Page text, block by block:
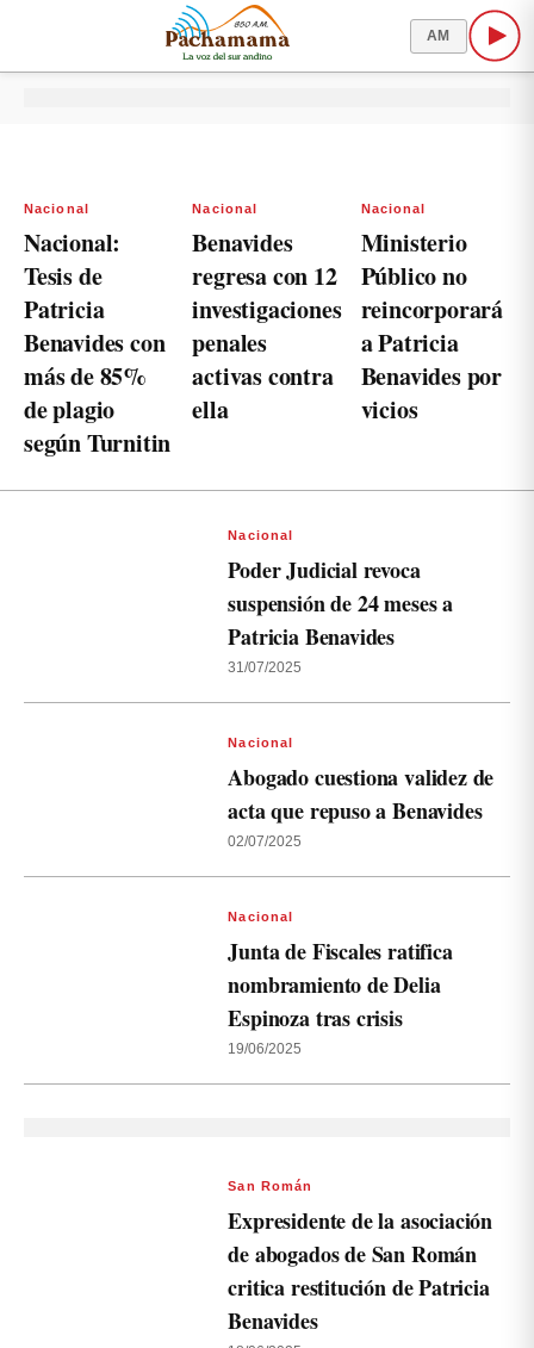
AM
Nacional
Nacional:
Tesis de
Patricia
Benavides con
más de 85%
de plagio
según Turnitin
Nacional
Benavides
regresa con 12
investigaciones
penales
activas contra
ella
Nacional
Ministerio
Público no
reincorporará
a Patricia
Benavides por
vicios
Nacional
Poder Judicial revoca
suspensión de 24 meses a
Patricia Benavides
31/07/2025
Nacional
Abogado cuestiona validez de
acta que repuso a Benavides
02/07/2025
Nacional
Junta de Fiscales ratifica
nombramiento de Delia
Espinoza tras crisis
19/06/2025
San Román
Expresidente de la asociación
de abogados de San Román
critica restitución de Patricia
Benavides